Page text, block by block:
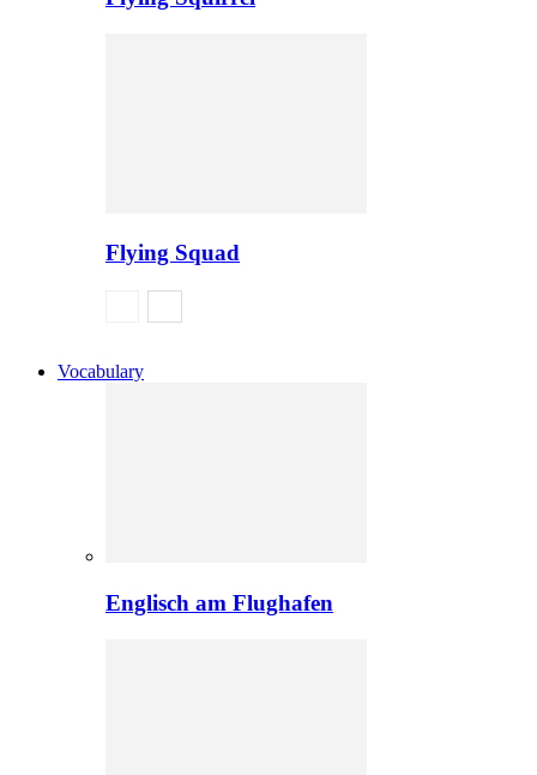
Flying Squad
Vocabulary
Englisch am Flughafen